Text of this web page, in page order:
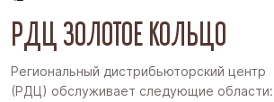
РДЦ ЗОЛОТОЕ КОЛЬЦО
Региональный дистрибьюторский центр
(РДЦ) обслуживает следующие области: